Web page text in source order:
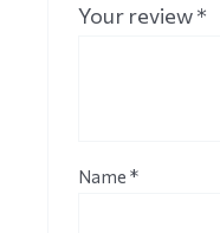
Your review*
Name*